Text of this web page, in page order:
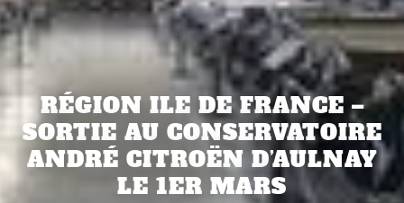
RÉGION ILE DE FRANCE –
SORTIE AU CONSERVATOIRE
ANDRÉ CITROËN D’AULNAY
LE 1ER MARS